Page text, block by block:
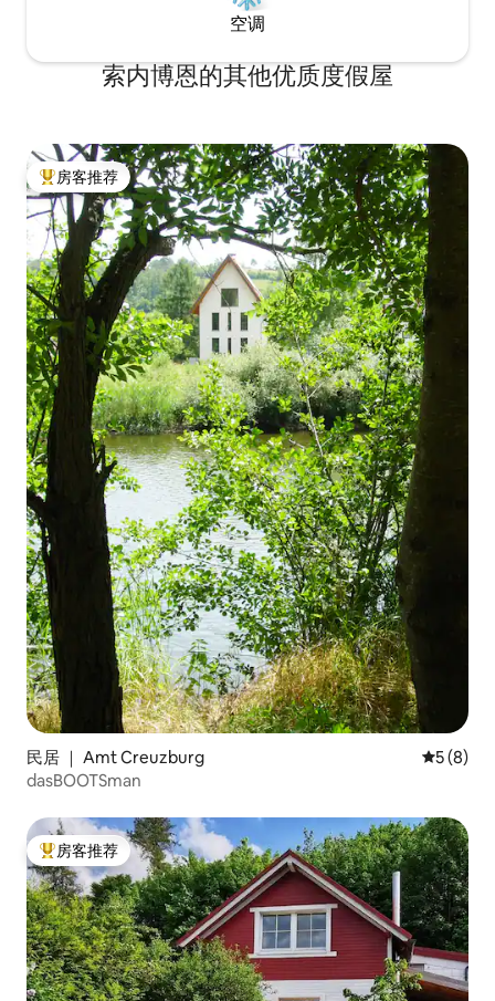
空调
索内博恩的其他优质度假屋
热门「房客推荐」
房客推荐
民居 ｜ Amt Creuzburg 平均评分
5 (8)
dasBOOTSman
热门「房客推荐」
房客推荐